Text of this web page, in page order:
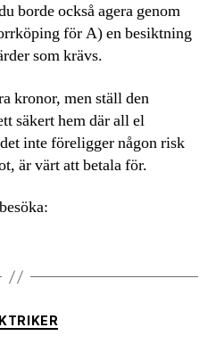
borde också agera genom
för A) en besiktning
som krävs.
kronor, men ställ den
säkert hem där all el
inte föreligger någon risk
är värt att betala för.
Kategorier